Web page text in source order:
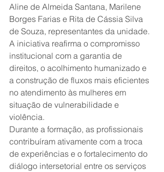
Aline de Almeida Santana, Marilene
Borges Farias e Rita de Cássia Silva
de Souza, representantes da unidade.
A iniciativa reafirma o compromisso
institucional com a garantia de
direitos, o acolhimento humanizado e
a construção de fluxos mais eficientes
no atendimento às mulheres em
situação de vulnerabilidade e
violência.
Durante a formação, as profissionais
contribuíram ativamente com a troca
de experiências e o fortalecimento do
diálogo intersetorial entre os serviços